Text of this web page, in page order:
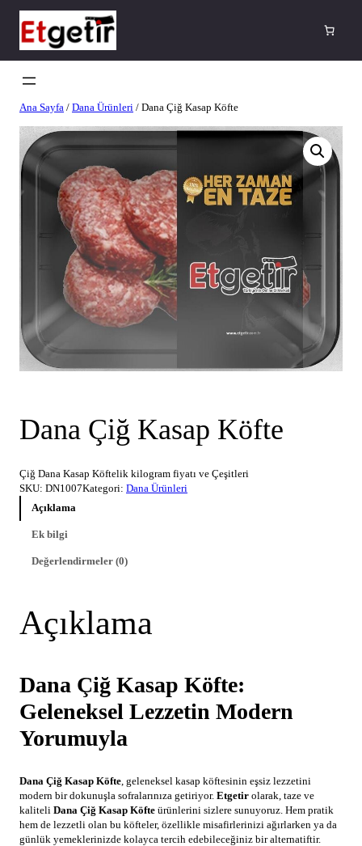
Ana Sayfa / Dana Ürünleri / Dana Çiğ Kasap Köfte
Dana Çiğ Kasap Köfte
Çiğ Dana Kasap Köftelik kilogram fiyatı ve Çeşitleri
SKU: DN1007Kategori: Dana Ürünleri
Açıklama
Ek bilgi
Değerlendirmeler (0)
Açıklama
Dana Çiğ Kasap Köfte:
Geleneksel Lezzetin Modern
Yorumuyla
Dana Çiğ Kasap Köfte, geleneksel kasap köftesinin eşsiz lezzetini
modern bir dokunuşla sofralarınıza getiriyor. Etgetir olarak, taze ve
kaliteli Dana Çiğ Kasap Köfte ürünlerini sizlere sunuyoruz. Hem pratik
hem de lezzetli olan bu köfteler, özellikle misafirlerinizi ağırlarken ya da
günlük yemeklerinizde kolayca tercih edebileceğiniz bir alternatiftir.